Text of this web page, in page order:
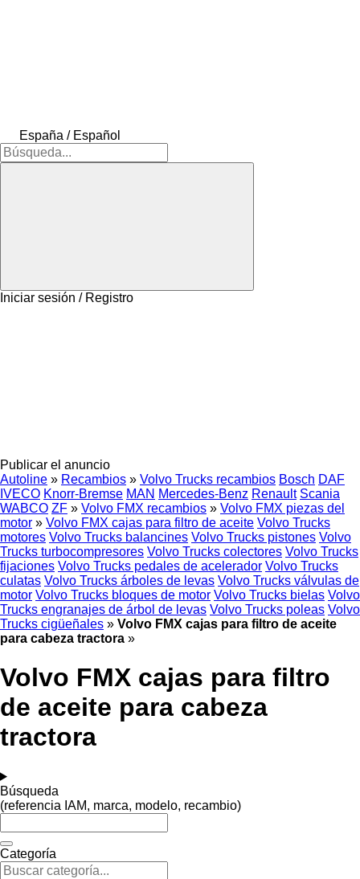
España / Español
Iniciar sesión / Registro
Publicar el anuncio
Autoline » Recambios » Volvo Trucks recambios Bosch DAF
IVECO Knorr-Bremse MAN Mercedes-Benz Renault Scania
WABCO ZF » Volvo FMX recambios » Volvo FMX piezas del
motor » Volvo FMX cajas para filtro de aceite Volvo Trucks
motores Volvo Trucks balancines Volvo Trucks pistones Volvo
Trucks turbocompresores Volvo Trucks colectores Volvo Trucks
fijaciones Volvo Trucks pedales de acelerador Volvo Trucks
culatas Volvo Trucks árboles de levas Volvo Trucks válvulas de
motor Volvo Trucks bloques de motor Volvo Trucks bielas Volvo
Trucks engranajes de árbol de levas Volvo Trucks poleas Volvo
Trucks cigüeñales » Volvo FMX cajas para filtro de aceite
para cabeza tractora »
Volvo FMX cajas para filtro
de aceite para cabeza
tractora
Búsqueda
(referencia IAM, marca, modelo, recambio)
Categoría